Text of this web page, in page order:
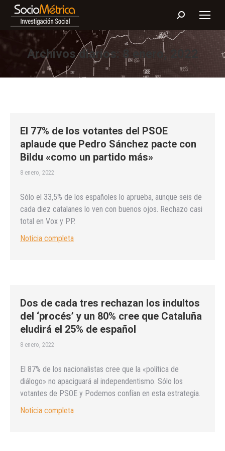
Buscar:
Archivos diarios: 8 enero, 2022
El 77% de los votantes del PSOE
aplaude que Pedro Sánchez pacte con
Bildu «como un partido más»
8 enero, 2022
Sólo el 33,5% de los españoles lo aprueba, aunque seis de
cada diez catalanes lo ven con buenos ojos. Rechazo casi
total en Vox y PP.
Noticia completa
Dos de cada tres rechazan los indultos
del ‘procés’ y un 80% cree que Cataluña
eludirá el 25% de español
8 enero, 2022
El 87% de los nacionalistas cree que la «política de
diálogo» no apaciguará al independentismo. Sólo los
votantes de PSOE y Podemos confían en esta estrategia.
Noticia completa